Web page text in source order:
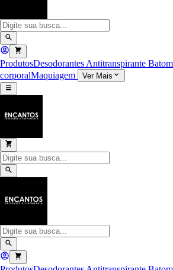
ProdutosDesodorantes Antitranspirante Batom
corporalMaquiagem Ver Mais